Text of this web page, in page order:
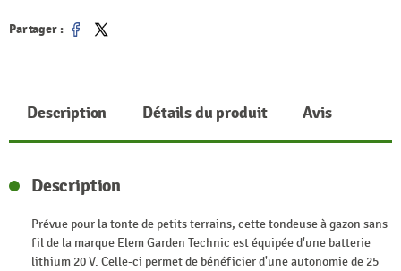
Partager :
Partager
Tweet
Description Détails du produit Avis
Description
Prévue pour la tonte de petits terrains, cette tondeuse à gazon sans
fil de la marque Elem Garden Technic est équipée d'une batterie
lithium 20 V. Celle-ci permet de bénéficier d'une autonomie de 25